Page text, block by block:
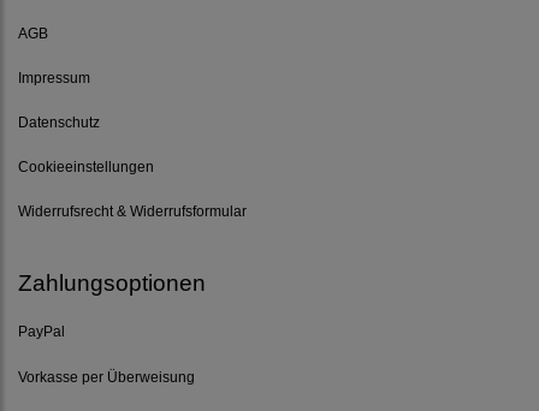
AGB
Impressum
Datenschutz
Cookieeinstellungen
Widerrufsrecht & Widerrufsformular
Zahlungsoptionen
PayPal
Vorkasse per Überweisung